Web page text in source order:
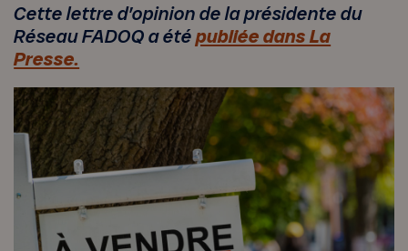
Cette lettre d’opinion de la présidente du
Réseau FADOQ a étépubliée dans La
Presse.